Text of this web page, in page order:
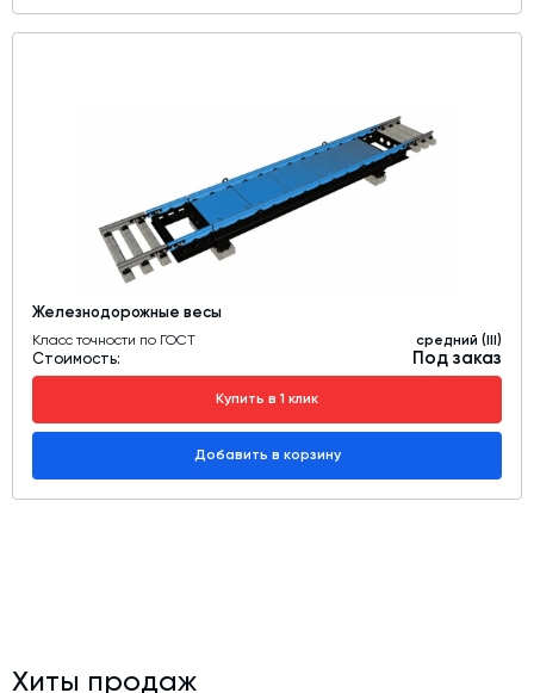
Железнодорожные весы
Класс точности по ГОСТ средний (III)
Стоимость: Под заказ
Купить в 1 клик
Добавить в корзину
Хиты продаж